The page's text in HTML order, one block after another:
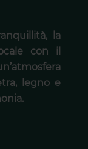
la
con il
legno e